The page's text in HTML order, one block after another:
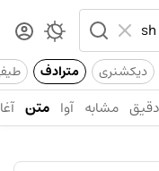
دیکشنری مترادف
دقیق مشابه آوا متن